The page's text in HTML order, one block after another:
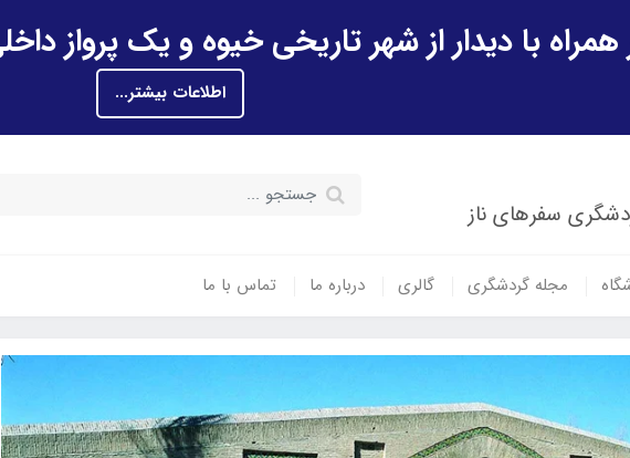
اطلاعات بیشتر...
سفرهای ناز
مجله گردشگری گالری درباره ما تماس با ما